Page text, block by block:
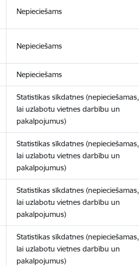
Nepieciešams
Nepieciešams
Nepieciešams
Statistikas sīkdatnes (nepieciešamas,
lai uzlabotu vietnes darbību un
pakalpojumus)
Statistikas sīkdatnes (nepieciešamas,
lai uzlabotu vietnes darbību un
pakalpojumus)
Statistikas sīkdatnes (nepieciešamas,
lai uzlabotu vietnes darbību un
pakalpojumus)
Statistikas sīkdatnes (nepieciešamas,
lai uzlabotu vietnes darbību un
pakalpojumus)